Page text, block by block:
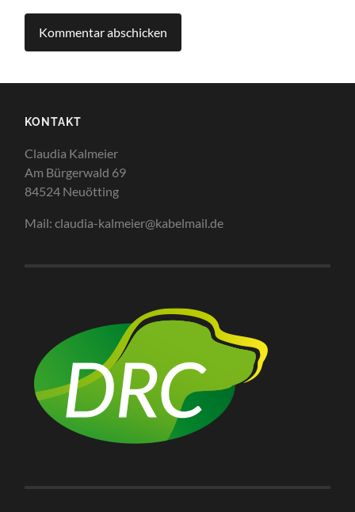
KONTAKT
Claudia Kalmeier
Am Bürgerwald 69
84524 Neuötting
Mail: claudia-kalmeier@kabelmail.de